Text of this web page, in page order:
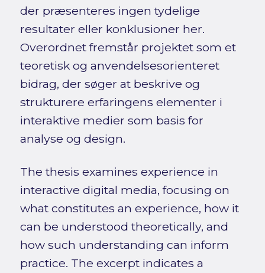
der præsenteres ingen tydelige
resultater eller konklusioner her.
Overordnet fremstår projektet som et
teoretisk og anvendelsesorienteret
bidrag, der søger at beskrive og
strukturere erfaringens elementer i
interaktive medier som basis for
analyse og design.
The thesis examines experience in
interactive digital media, focusing on
what constitutes an experience, how it
can be understood theoretically, and
how such understanding can inform
practice. The excerpt indicates a